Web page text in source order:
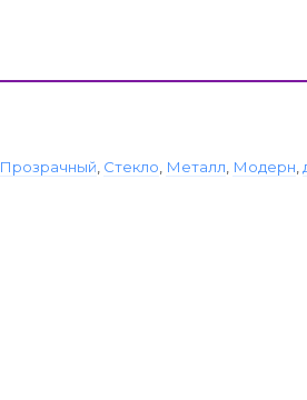
Прозрачный Стекло Металл Модерн